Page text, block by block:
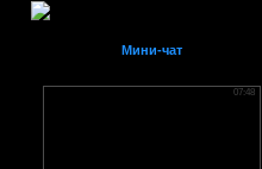
Мини-чат